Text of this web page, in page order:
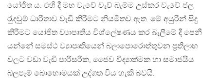
යෝජිත ය. එහි දී මහ වැවේ වැව් බැම්ම උස්කර වැවේ ජල
රැුදවුම් ධාරිතාව වැඩි කිරීමට නියමිතව ඇත. මේ අයුරින් සිදු
කිරීමට යෝජිත ව්‍යාපෘතිය විශ්ලේෂණය කර බැලීමේ දී පෙනී
යන්නේ සමස්ථ ව්‍යාපෘතියෙන් බලාපොරොත්තුවන ප‍්‍රතිලාභ
වලට වඩා වැඩි පාරිසරික, ජෛව විද්‍යාත්මක හා සමාජයීය
බලපෑම් බොහොමයක් උද්ගත විය හැකි බවයි.